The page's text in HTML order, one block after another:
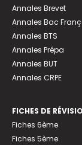
Annales Brevet
Annales Bac
Annales BTS
Annales Prépa
Annales BUT
Annales CRPE
FICHES DE
Fiches 6ème
Fiches 5ème